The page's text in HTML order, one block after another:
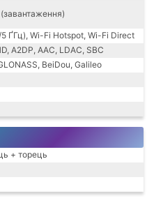
ҐГц), Wi-Fi Hotspot, Wi-Fi Direct
A2DP, AAC, LDAC, SBC
BeiDou, Galileo
+ торець